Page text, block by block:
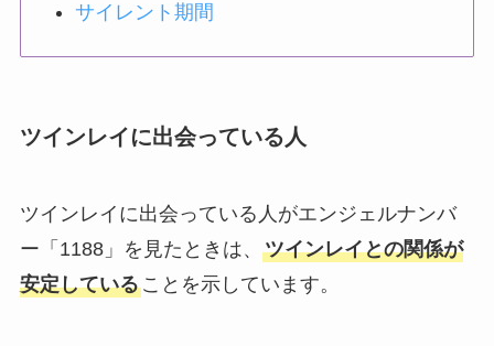
サイレント期間
ツインレイに出会っている人
ツインレイに出会っている人がエンジェルナンバ
ー「1188」を見たときは、 ツインレイとの関係が
安定していることを示しています。